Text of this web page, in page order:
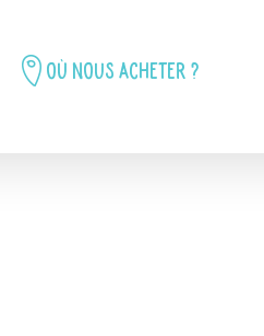
Où nous acheter ?